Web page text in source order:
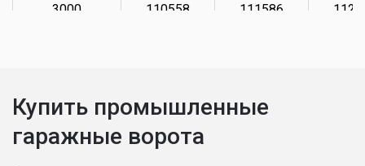
3000 110558 111586
3300 117403
Купить промышленные
гаражные ворота